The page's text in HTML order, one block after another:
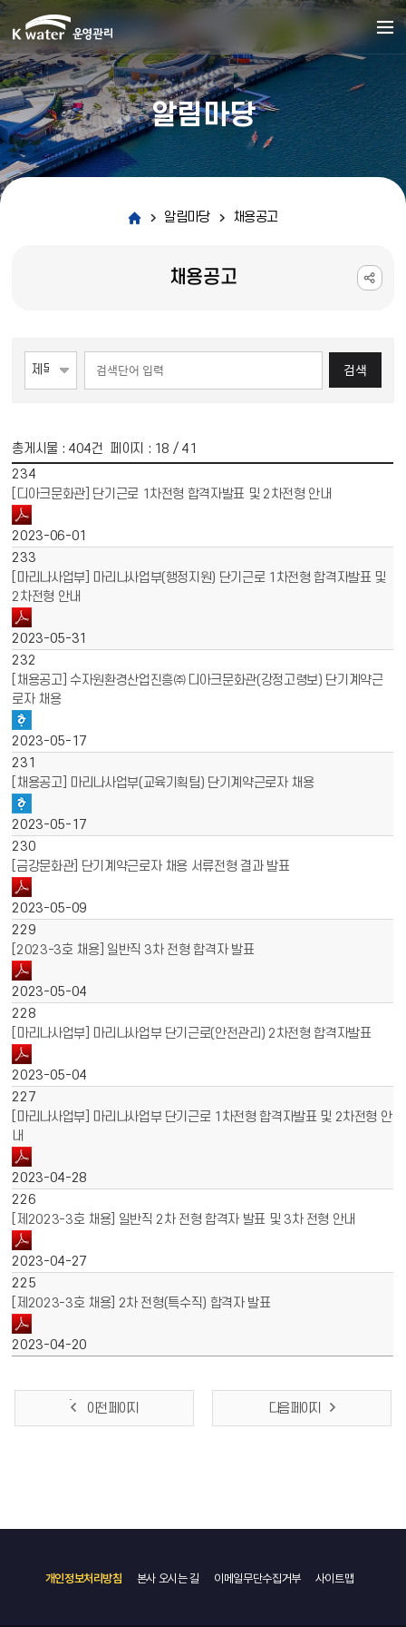
알림마당
알림마당 채용공고
채용공고
검색
총게시물 : 404건 페이지 : 18 / 41
234
[디아크문화관] 단기근로 1차전형 합격자발표 및 2차전형 안내
2023-06-01
233
[마리나사업부] 마리나사업부(행정지원) 단기근로 1차전형 합격자발표 및
2차전형 안내
2023-05-31
232
[채용공고] 수자원환경산업진흥㈜ 디아크문화관(강정고령보) 단기계약근
로자 채용
2023-05-17
231
[채용공고] 마리나사업부(교육기획팀) 단기계약근로자 채용
2023-05-17
230
[금강문화관] 단기계약근로자 채용 서류전형 결과 발표
2023-05-09
229
[2023-3호 채용] 일반직 3차 전형 합격자 발표
2023-05-04
228
[마리나사업부] 마리나사업부 단기근로(안전관리) 2차전형 합격자발표
2023-05-04
227
[마리나사업부] 마리나사업부 단기근로 1차전형 합격자발표 및 2차전형 안
내
2023-04-28
226
[제2023-3호 채용] 일반직 2차 전형 합격자 발표 및 3차 전형 안내
2023-04-27
225
[제2023-3호 채용] 2차 전형(특수직) 합격자 발표
2023-04-20
이전 페이지 다음 페이지
개인정보처리방침 본사 오시는 길 이메일무단수집거부 사이트맵